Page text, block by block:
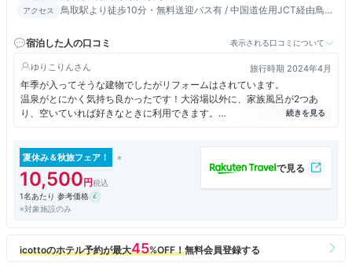
アクセス
鳥取駅より徒歩10分・無料送迎バス有 / 中国道佐用JCT経由鳥取
宿泊した人の口コミ
表示される口コミについて
ゆりこりん 旅行時期 2024年4月
年季が入ってそうな建物でしたがリフォームはされています。
温泉がとにかく気持ち良かったです！大浴場以外に、家族風呂が2つあ
り、空いていれば好きなときに利用できます。
歯ブラシ以外に化粧水や乳液、クレンジングなどのアメニティもありまし
夏休み＆秋旅フェア！
10,500
1名あたり 参考価格
※対象施設のみ